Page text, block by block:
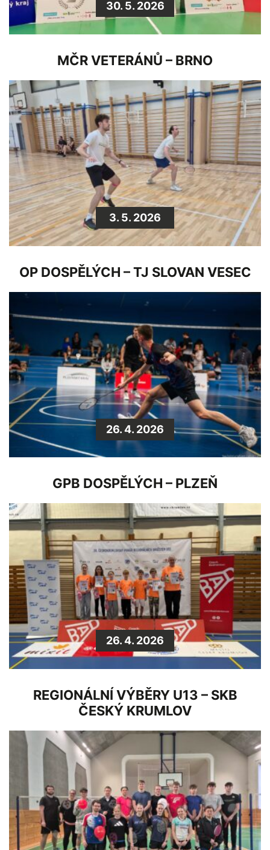
30. 5. 2026
MČR VETERÁNŮ – BRNO
3. 5. 2026
OP DOSPĚLÝCH – TJ SLOVAN VESEC
26. 4. 2026
GPB DOSPĚLÝCH – PLZEŇ
26. 4. 2026
REGIONÁLNÍ VÝBĚRY U13 – SKB
ČESKÝ KRUMLOV